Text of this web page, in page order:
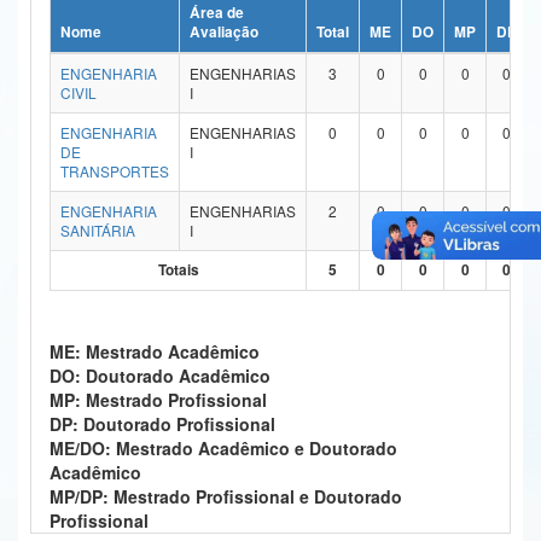
Ministério da Ciência, Tecnologia, Inovações e Comunicações
Ministério do Meio Ambiente
Ministério do Turismo
Ministério do Desenvolvimento Regional
Controladoria-Geral da União
Ministério da Mulher, da Família e dos Direitos Humanos
Secretaria de Governo
Gabinete de Segurança Institucional
Advocacia-Geral da União
Banco Central do Brasil
Nome
Área de
Avaliação
Total ME DO MP DP
ENGENHARIA
CIVIL
ENGENHARIAS
I
3 0 0 0 0
ENGENHARIA
DE
TRANSPORTES
ENGENHARIAS
I
0 0 0 0 0
ENGENHARIA
SANITÁRIA
ENGENHARIAS
I
2 0 0 0 0
Totais 5 0 0 0 0
ME: Mestrado Acadêmico
DO: Doutorado Acadêmico
MP: Mestrado Profissional
DP: Doutorado Profissional
ME/DO: Mestrado Acadêmico e Doutorado
Acadêmico
MP/DP: Mestrado Profissional e Doutorado
Profissional